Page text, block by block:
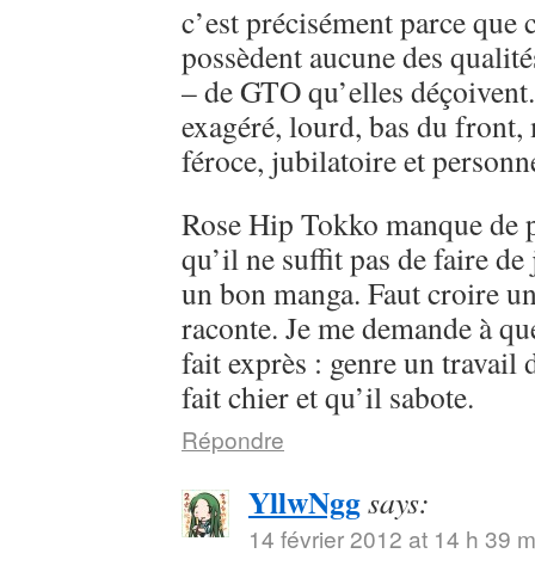
c’est précisément parce que
possèdent aucune des
– de GTO qu’elles
exagéré, lourd, bas du
féroce, jubilatoire et
Rose Hip Tokko manque de
qu’il ne suffit pas de faire
un bon manga. Faut croire
raconte. Je me demande à
fait exprès : genre un travail
fait chier et qu’il sabote.
Répondre
YllwNggsays:
14 février 2012 at 14 h 39